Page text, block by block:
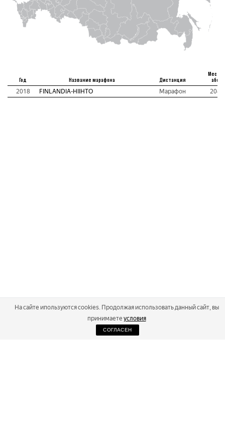
Год Название марафона Дистанция
Место
абс
2018 FINLANDIA-HIIHTO Марафон 204
На сайте ипользуются cookies. Продолжая использовать данный сайт, вы
принимаете условия
СОГЛАСЕН